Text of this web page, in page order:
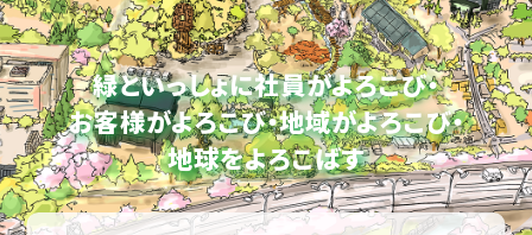
緑といっしょに社員がよろこび・
お客様がよろこび・地域がよろこび・
地球をよろこばす